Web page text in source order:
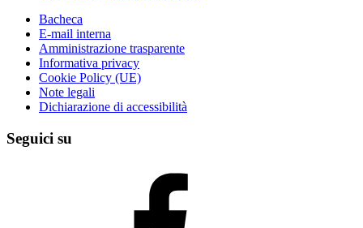
Bacheca
E-mail interna
Amministrazione trasparente
Informativa privacy
Cookie Policy (UE)
Note legali
Dichiarazione di accessibilità
Seguici su